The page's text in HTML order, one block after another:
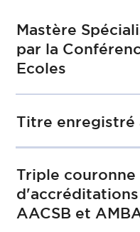
Mastère
par la
Ecoles
Titre enregistré
Triple couronne
d'accréditations
AACSB et